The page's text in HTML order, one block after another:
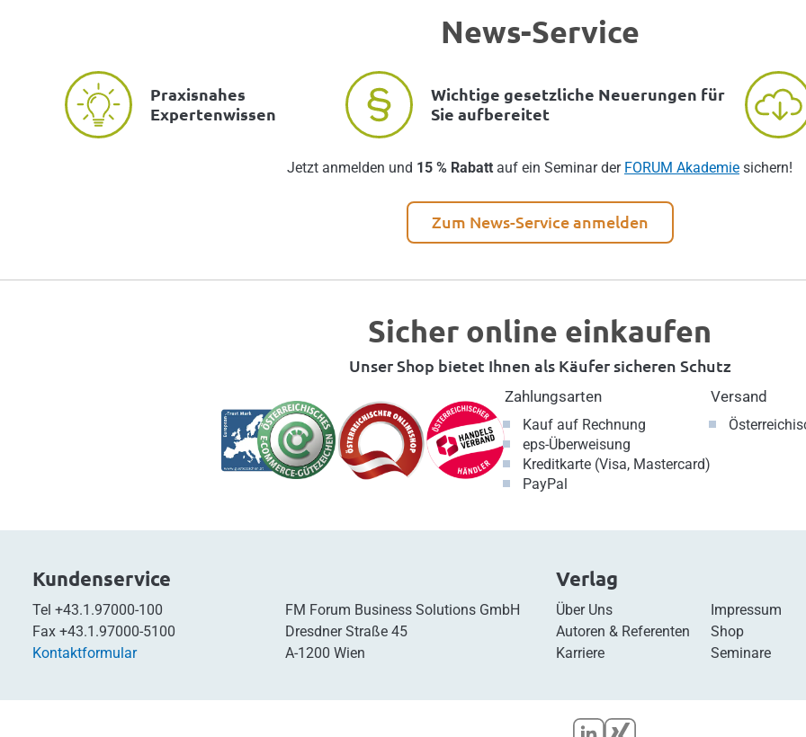
News-Service
Praxisnahes
Expertenwissen
Wichtige gesetzliche Neuerungen für
Sie aufbereitet
Jetzt anmelden und 15 % Rabatt auf ein Seminar der FORUM Akademie sichern!
Zum News-Service anmelden
Sicher online einkaufen
Unser Shop bietet Ihnen als Käufer sicheren Schutz
Zahlungsarten
Kauf auf Rechnung
eps-Überweisung
Kreditkarte (Visa, Mastercard)
PayPal
Versand
Kundenservice
Tel +43.1.97000-100
Fax +43.1.97000-5100
Kontaktformular
FM Forum Business Solutions GmbH
Dresdner Straße 45
A-1200 Wien
Verlag
Über Uns
Autoren & Referenten
Karriere
Impressum
Shop
Seminare